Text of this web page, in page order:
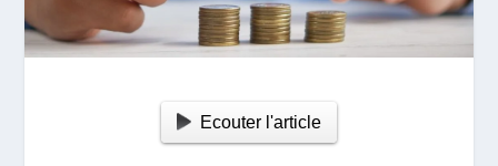
Ecouter l'article